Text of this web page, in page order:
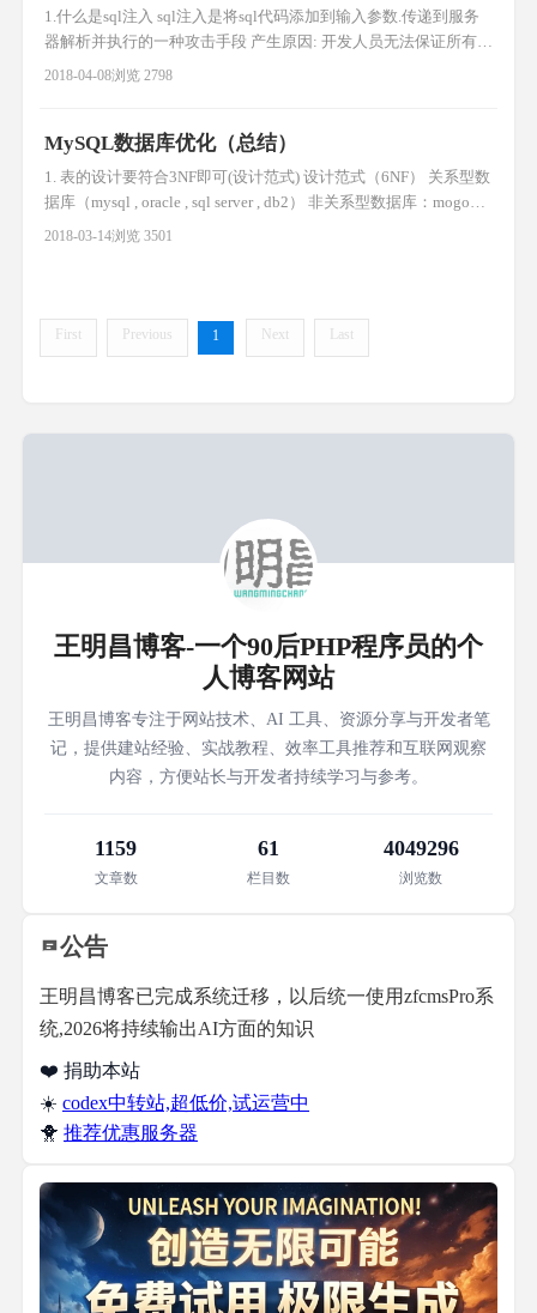
1.什么是sql注入 sql注入是将sql代码添加到输入参数.传递到服务
器解析并执行的一种攻击手段 产生原因: 开发人员无法保证所有代
码都进行过滤 攻击者发送给服务器的经过构造的可执行的sql语句
2018-04-08浏览 2798
MySQL数据库优化（总结）
1. 表的设计要符合3NF即可(设计范式) 设计范式（6NF） 关系型数
据库（mysql , oracle , sql server , db2） 非关系型数据库：mogoDB
, Redis 一般情况下，数据库表要遵循3NF 1NF：只要是关系型数
2018-03-14浏览 3501
First Previous 1 Next Last
王明昌博客-一个90后PHP程序员的个
人博客网站
王明昌博客专注于网站技术、AI 工具、资源分享与开发者笔
记，提供建站经验、实战教程、效率工具推荐和互联网观察
内容，方便站长与开发者持续学习与参考。
1159
文章数
61
栏目数
4049296
浏览数
公告
王明昌博客已完成系统迁移，以后统一使用zfcmsPro系
统,2026将持续输出AI方面的知识
❤️ 捐助本站
☀️ codex中转站,超低价,试运营中
🐥 推荐优惠服务器